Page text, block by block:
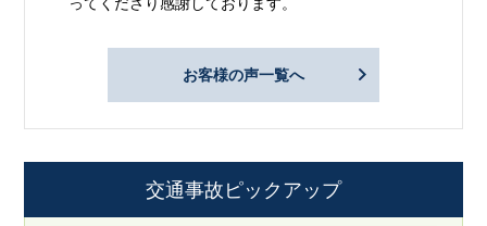
お客様の声一覧へ
交通事故ピックアップ